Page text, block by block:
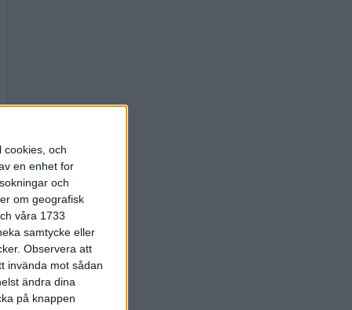
cookies, och
en enhet for
och
om geografisk
våra 1733
samtycke eller
Observera att
invända mot sådan
ändra dina
på knappen